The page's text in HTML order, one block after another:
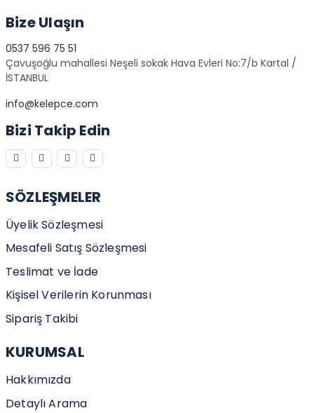
Bize Ulaşın
0537 596 75 51
Çavuşoğlu mahallesi Neşeli sokak Hava Evleri No:7/b Kartal /
İSTANBUL
info@kelepce.com
Bizi Takip Edin
SÖZLEŞMELER
Üyelik Sözleşmesi
Mesafeli Satış Sözleşmesi
Teslimat ve İade
Kişisel Verilerin Korunması
Sipariş Takibi
KURUMSAL
Hakkımızda
Detaylı Arama